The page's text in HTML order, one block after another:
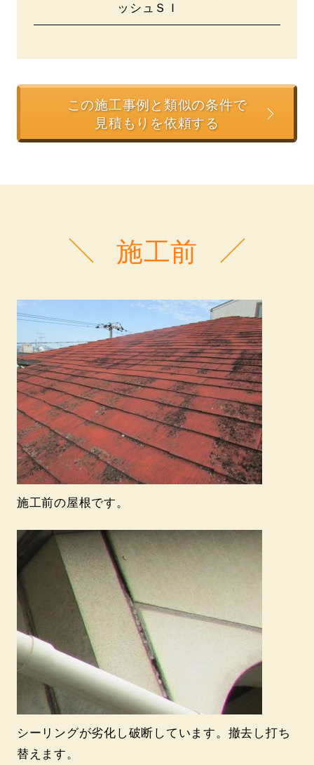
ッシュＳＩ
この施工事例と類似の条件で
見積もりを依頼する
施工前
施工前の屋根です。
シーリングが劣化し破断しています。撤去し打ち
替えます。